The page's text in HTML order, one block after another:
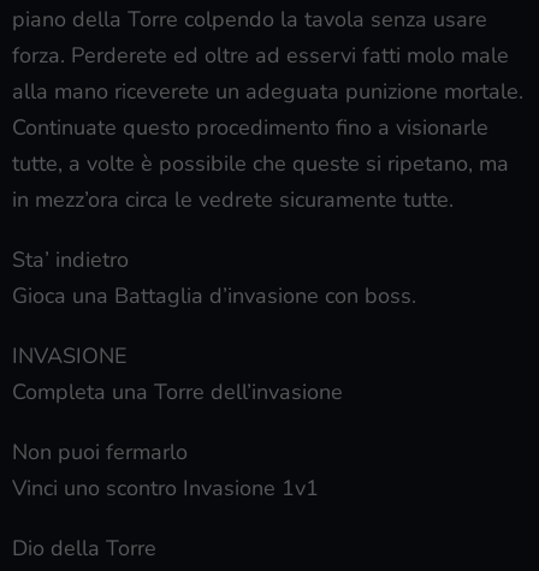
piano della Torre colpendo la tavola senza usare
forza. Perderete ed oltre ad esservi fatti molo male
alla mano riceverete un adeguata punizione mortale.
Continuate questo procedimento fino a visionarle
tutte, a volte è possibile che queste si ripetano, ma
in mezz’ora circa le vedrete sicuramente tutte.
Sta’ indietro
Gioca una Battaglia d’invasione con boss.
INVASIONE
Completa una Torre dell’invasione
Non puoi fermarlo
Vinci uno scontro Invasione 1v1
Dio della Torre